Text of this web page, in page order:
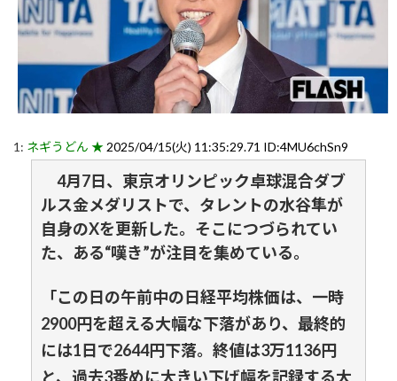
1: ネギうどん ★ 2025/04/15(火) 11:35:29.71 ID:4MU6chSn9
4月7日、東京オリンピック卓球混合ダブ
ルス金メダリストで、タレントの水谷隼が
自身のXを更新した。そこにつづられてい
た、ある“嘆き”が注目を集めている。
「この日の午前中の日経平均株価は、一時
2900円を超える大幅な下落があり、最終的
には1日で2644円下落。終値は3万1136円
と、過去3番めに大きい下げ幅を記録する大